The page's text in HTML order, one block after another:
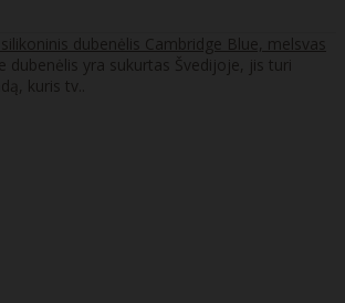
dubenėlis Cambridge Blue, melsvas
dubenėlis yra sukurtas Švedijoje, jis turi
kuris tv..